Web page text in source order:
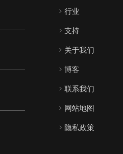
行业
支持
关于我们
博客
联系我们
网站地图
隐私政策